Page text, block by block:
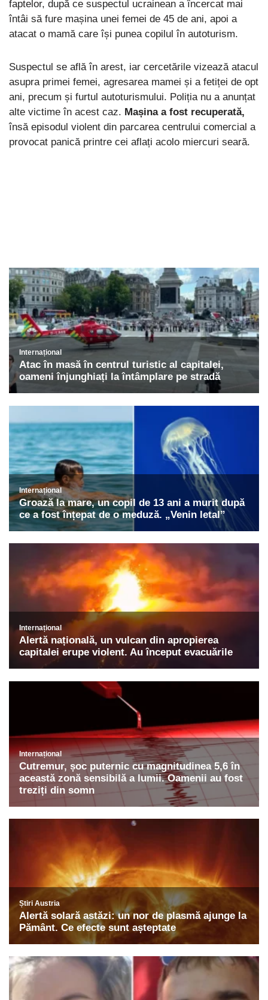
faptelor, după ce suspectul ucrainean a încercat mai
întâi să fure mașina unei femei de 45 de ani, apoi a
atacat o mamă care își punea copilul în autoturism.
Suspectul se află în arest, iar cercetările vizează atacul
asupra primei femei, agresarea mamei și a fetiței de opt
ani, precum și furtul autoturismului. Poliția nu a anunțat
alte victime în acest caz. Mașina a fost recuperată,
însă episodul violent din parcarea centrului comercial a
provocat panică printre cei aflați acolo miercuri seară.